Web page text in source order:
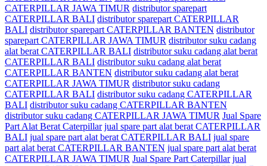
CATERPILLAR JAWA TIMUR distributor sparepart
CATERPILLAR BALI distributor sparepart CATERPILLAR
BALI distributor sparepart CATERPILLAR BANTEN distributor
sparepart CATERPILLAR JAWA TIMUR distributor suku cadang
alat berat CATERPILLAR BALI distributor suku cadang alat berat
CATERPILLAR BALI distributor suku cadang alat berat
CATERPILLAR BANTEN distributor suku cadang alat berat
CATERPILLAR JAWA TIMUR distributor suku cadang
CATERPILLAR BALI distributor suku cadang CATERPILLAR
BALI distributor suku cadang CATERPILLAR BANTEN
distributor suku cadang CATERPILLAR JAWA TIMUR Jual Spare
Part Alat Berat Caterpillar jual spare part alat berat CATERPILLAR
BALI jual spare part alat berat CATERPILLAR BALI jual spare
part alat berat CATERPILLAR BANTEN jual spare part alat berat
CATERPILLAR JAWA TIMUR Jual Spare Part Caterpillar jual